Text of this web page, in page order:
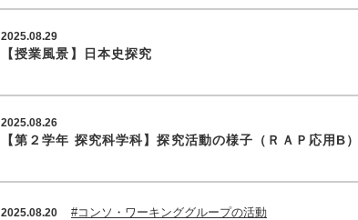
2025.08.29
【授業風景】日本史探究
2025.08.26
【第２学年 探究科学科】探究活動の様子（ＲＡＰ応用B）
2025.08.20 #コンソ・ワーキンググループの活動